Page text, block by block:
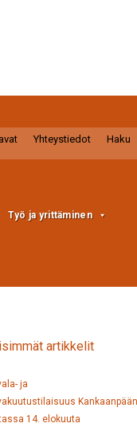
Yhteystiedot Haku
Työ ja yrittäminen
artikkelit
ja
Kankaanpään
14. elokuuta